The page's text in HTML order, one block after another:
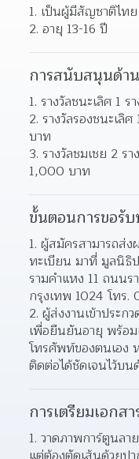
1. เป็นผู้มีสัญชาติไทย
2. อายุ 13-16 ปี
การสนับสนุนด้า
1. รางวัลชนะเลิศ 1
2. รางวัลรองชนะเลิ
บาท
3. รางวัลชมเชย 2 ร
1,000 บาท
ขั้นตอนการขอรั
1. ผู้สมัครสามารถส่
ทะเบียน มาที่ มูลนิธิ
รามคำแหง 11 ถนนร
กรุงเทพ 1024 โทร.
2. ผู้ส่งงานเข้าประก
เพื่อยืนยันอายุ พร้อ
โทรศัพท์ของตนเอง
ติดต่อได้ชัดเจนไว้บ
การเตรียมเอกสา
1. วาดภาพการ์ตูนลา